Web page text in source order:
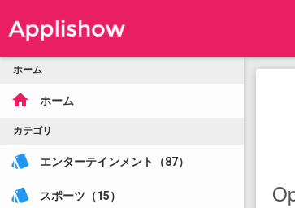
ホーム
home ホーム
カテゴリ
style エンターテインメント（87）
style スポーツ（15）